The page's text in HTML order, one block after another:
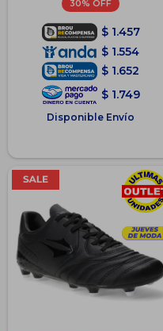
30
$ 1.457
$ 1.554
$ 1.652
$ 1.749
Disponible Envío